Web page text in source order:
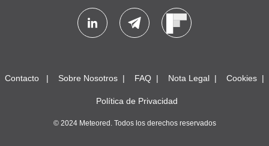
Contacto Sobre Nosotros FAQ Nota Legal Cookies
Política de Privacidad
© 2024 Meteored. Todos los derechos reservados